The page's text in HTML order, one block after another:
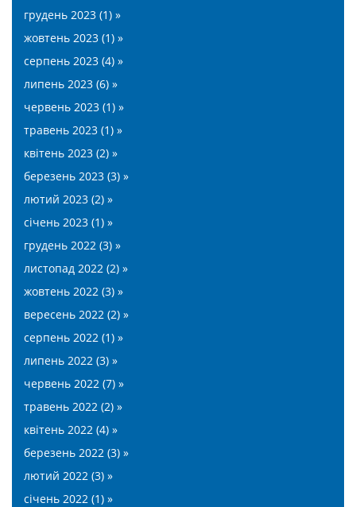
грудень 2023 (1) »
жовтень 2023 (1) »
серпень 2023 (4) »
липень 2023 (6) »
червень 2023 (1) »
травень 2023 (1) »
квітень 2023 (2) »
березень 2023 (3) »
лютий 2023 (2) »
січень 2023 (1) »
грудень 2022 (3) »
листопад 2022 (2) »
жовтень 2022 (3) »
вересень 2022 (2) »
серпень 2022 (1) »
липень 2022 (3) »
червень 2022 (7) »
травень 2022 (2) »
квітень 2022 (4) »
березень 2022 (3) »
лютий 2022 (3) »
січень 2022 (1) »